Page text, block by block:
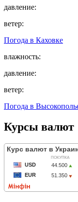
давление:
ветер:
Погода в Каховке
влажность:
давление:
ветер:
Погода в
Курсы валют